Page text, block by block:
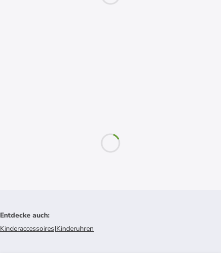
Entdecke auch:
Kinderaccessoires|Kinderuhren